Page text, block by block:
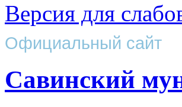
Версия для
Официальный сайт
Савинский